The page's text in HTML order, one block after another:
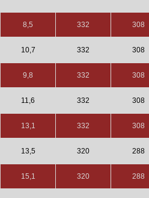
8,5 332 308
10,7 332 308
9,8 332 308
11,6 332 308
13,1 332 308
13,5 320 288
15,1 320 288